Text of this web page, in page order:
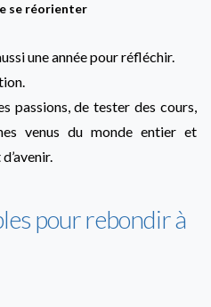
se réorienter
une année pour réfléchir.
passions, de tester des cours,
venus du monde entier et
pour rebondir à